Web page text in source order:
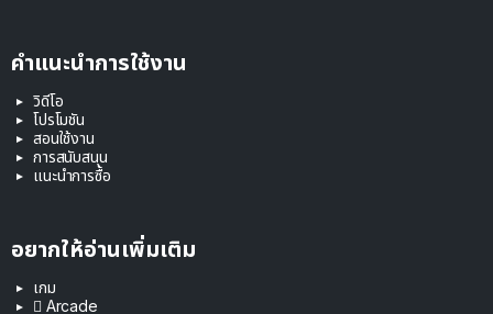
คำแนะนำการใช้งาน
วิดีโอ
โปรโมชัน
สอนใช้งาน
การสนับสนุน
แนะนำการซื้อ
อยากให้อ่านเพิ่มเติม
เกม
 Arcade